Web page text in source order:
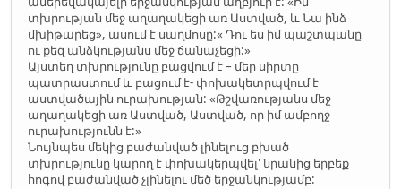
տխրության մեջ աղաղակեցի առ Աստված, և Նա ինձ
մխիթարեց», ասում է սաղմոսը:« Դու ես իմ պաշտպանը
ու քեզ անձկությանս մեջ ճանաչեցի:»
Այստեղ տխրությունը բացվում է – մեր սիրտը
պատրաստում և բացում է- փոխակետրպվում է
աստվածային ուրախության: «Թշվառությանս մեջ
աղաղակեցի առ Աստված, Աստված, որ իմ ամբողջ
ուրախությունն է:»
Նույնպես մեկից բաժանված լինելուց բխած
տխրությունը կարող է փոխակերպվել' նրանից երբեք
հոգով բաժանված չլինելու մեծ երջանկությամբ: